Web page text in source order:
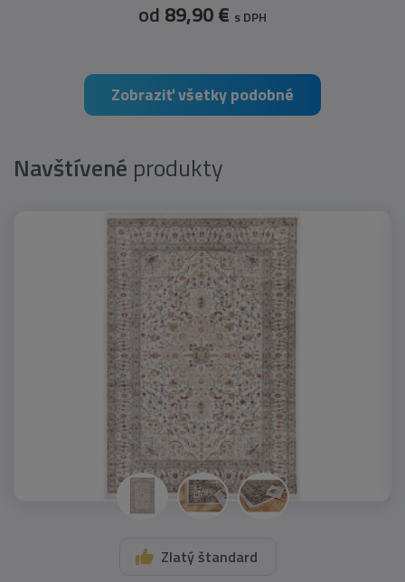
od 89,90 € s DPH
Zobraziť všetky podobné
Navštívené produkty
Zlatý štandard